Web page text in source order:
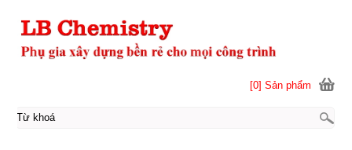
[0] Sản phẩm